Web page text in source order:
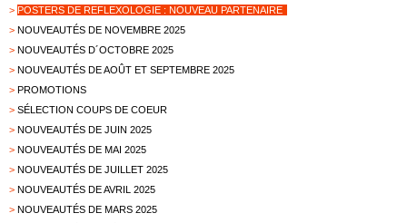
> POSTERS DE REFLEXOLOGIE : NOUVEAU PARTENAIRE
> NOUVEAUTÉS DE NOVEMBRE 2025
> NOUVEAUTÉS D´OCTOBRE 2025
> NOUVEAUTÉS DE AOÛT ET SEPTEMBRE 2025
> PROMOTIONS
> SÉLECTION COUPS DE COEUR
> NOUVEAUTÉS DE JUIN 2025
> NOUVEAUTÉS DE MAI 2025
> NOUVEAUTÉS DE JUILLET 2025
> NOUVEAUTÉS DE AVRIL 2025
> NOUVEAUTÉS DE MARS 2025